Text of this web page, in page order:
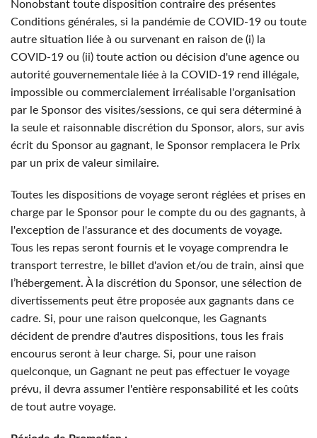
Nonobstant toute disposition contraire des présentes
Conditions générales, si la pandémie de COVID-19 ou toute
autre situation liée à ou survenant en raison de (i) la
COVID-19 ou (ii) toute action ou décision d'une agence ou
autorité gouvernementale liée à la COVID-19 rend illégale,
impossible ou commercialement irréalisable l'organisation
par le Sponsor des visites/sessions, ce qui sera déterminé à
la seule et raisonnable discrétion du Sponsor, alors, sur avis
écrit du Sponsor au gagnant, le Sponsor remplacera le Prix
par un prix de valeur similaire.
Toutes les dispositions de voyage seront réglées et prises en
charge par le Sponsor pour le compte du ou des gagnants, à
l'exception de l'assurance et des documents de voyage.
Tous les repas seront fournis et le voyage comprendra le
transport terrestre, le billet d'avion et/ou de train, ainsi que
l’hébergement. À la discrétion du Sponsor, une sélection de
divertissements peut être proposée aux gagnants dans ce
cadre. Si, pour une raison quelconque, les Gagnants
décident de prendre d'autres dispositions, tous les frais
encourus seront à leur charge. Si, pour une raison
quelconque, un Gagnant ne peut pas effectuer le voyage
prévu, il devra assumer l'entière responsabilité et les coûts
de tout autre voyage.